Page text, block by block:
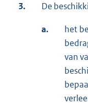
3. De
a.
het
van